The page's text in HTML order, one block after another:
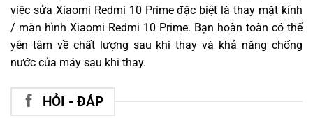
việc sửa Xiaomi Redmi 10 Prime đặc biệt là thay mặt kính
/ màn hình Xiaomi Redmi 10 Prime. Bạn hoàn toàn có thể
yên tâm về chất lượng sau khi thay và khả năng chống
nước của máy sau khi thay.
HỎI - ĐÁP